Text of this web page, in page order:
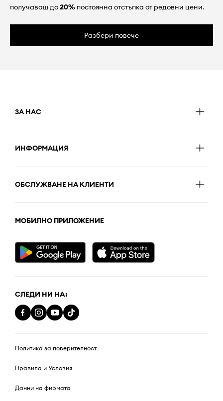
получаваш до20% постоянна отстъпка от редовни цени.
Разбери повече
ЗА НАС
ИНФОРМАЦИЯ
ОБСЛУЖВАНЕ НА КЛИЕНТИ
МОБИЛНО ПРИЛОЖЕНИЕ
СЛЕДИ НИ НА:
Политика за поверителност
Правила и Условия
Данни на фирмата